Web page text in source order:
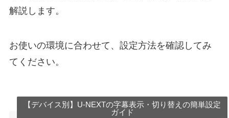
解説します。
お使いの環境に合わせて、設定方法を確認してみ
てください。
【デバイス別】U-NEXTの字幕表示・切り替えの簡単設定
ガイド